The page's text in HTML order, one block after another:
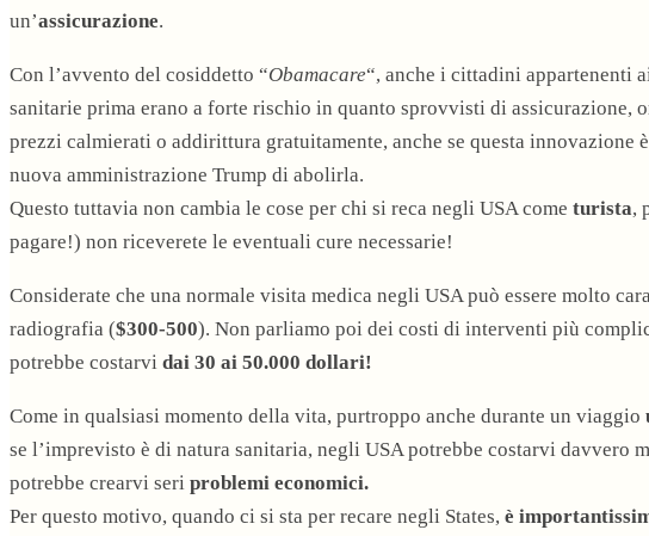
un’assicurazione.
Con l’avvento del cosiddetto “Obamacare“, anche i cittadini appartenenti
sanitarie prima erano a forte rischio in quanto sprovvisti di assicurazione,
prezzi calmierati o addirittura gratuitamente, anche se questa innovazione
nuova amministrazione Trump di abolirla.
Questo tuttavia non cambia le cose per chi si reca negli USA come turista,
pagare!) non riceverete le eventuali cure necessarie!
Considerate che una normale visita medica negli USA può essere molto
radiografia ($300-500). Non parliamo poi dei costi di interventi più
potrebbe costarvi dai 30 ai 50.000 dollari!
Come in qualsiasi momento della vita, purtroppo anche durante un viaggio
se l’imprevisto è di natura sanitaria, negli USA potrebbe costarvi davvero
potrebbe crearvi seri problemi economici.
Per questo motivo, quando ci si sta per recare negli States, è